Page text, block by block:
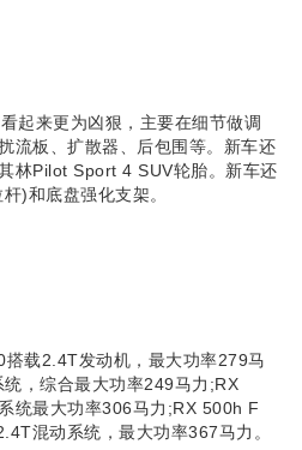
起来更为凶狠，主要在细节做调
流板、扩散器、后包围等。新车还
林Pilot Sport 4 SUV轮胎。新车还
)和底盘强化支架。
载2.4T发动机，最大功率279马
，综合最大功率249马力;RX
统最大功率306马力;RX 500h F
混动系统，最大功率367马力。